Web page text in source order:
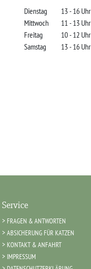
Dienstag
13 - 16 Uhr
Mittwoch
11 - 13 Uhr
Freitag
10 - 12 Uhr
Samstag
13 - 16 Uhr
Service
FRAGEN & ANTWORTEN
ABSICHERUNG FÜR KATZEN
KONTAKT & ANFAHRT
IMPRESSUM